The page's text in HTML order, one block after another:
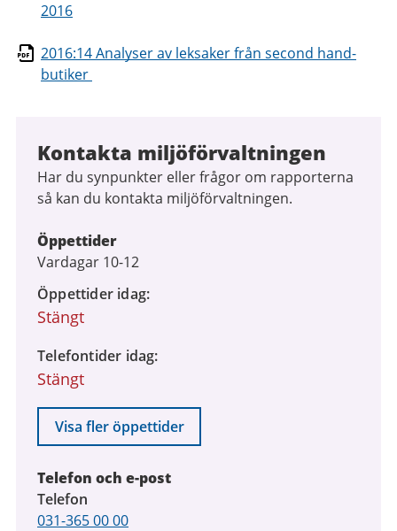
2016
2016:14 Analyser av leksaker från second hand-
butiker
Kontakta miljöförvaltningen
Har du synpunkter eller frågor om rapporterna
så kan du kontakta miljöförvaltningen.
Öppettider
Vardagar 10-12
Öppettider idag
Stängt
Telefontider idag
Stängt
Visa fler öppettider
Telefon och e-post
Telefon
031-365 00 00